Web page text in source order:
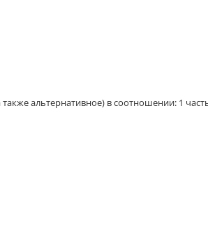
альтернативное) в соотношении: 1